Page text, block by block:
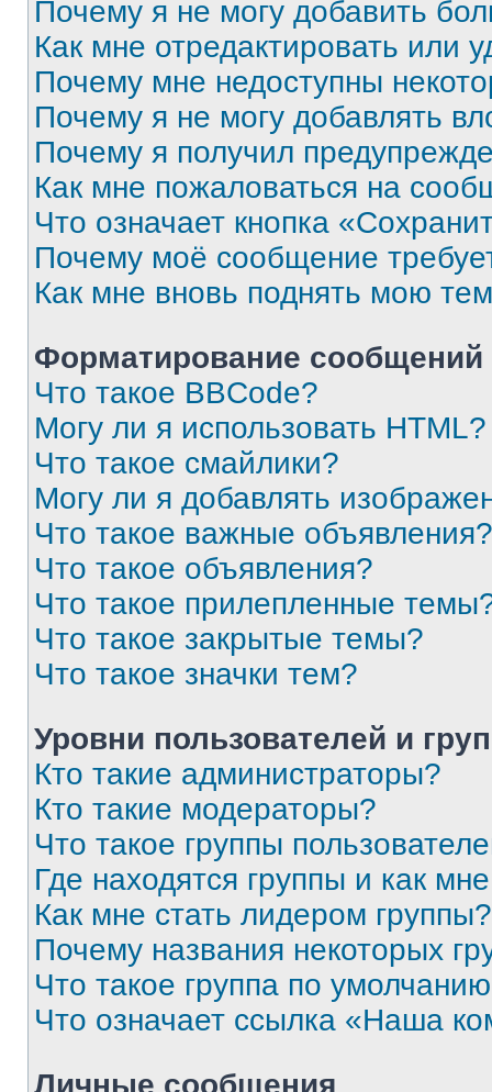
Почему я не могу добавить
Как мне отредактировать или
Почему мне недоступны
Почему я не могу добавлять
Почему я получил
Как мне пожаловаться на
Что означает кнопка
Почему моё сообщение
Как мне вновь поднять мою
Форматирование
Что такое BBCode?
Могу ли я использовать HTML?
Что такое смайлики?
Могу ли я добавлять
Что такое важные объявления?
Что такое объявления?
Что такое прилепленные
Что такое закрытые темы?
Что такое значки тем?
Уровни пользователей и
Кто такие администраторы?
Кто такие модераторы?
Что такое группы
Где находятся группы и как
Как мне стать лидером группы?
Почему названия некоторых
Что такое группа по
Что означает ссылка «Наша
Личные сообщения